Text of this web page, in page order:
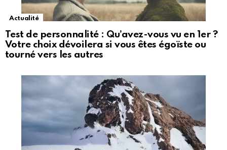
Actualité
Test de personnalité : Qu’avez-vous vu en 1er ?
Votre choix dévoilera si vous êtes égoïste ou
tourné vers les autres